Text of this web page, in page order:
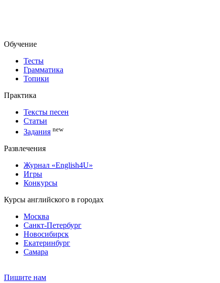
Обучение
Тесты
Грамматика
Топики
Практика
Тексты песен
Статьи
Задания new
Развлечения
Журнал «English4U»
Игры
Конкурсы
Курсы английского в городах
Москва
Санкт-Петербург
Новосибирск
Екатеринбург
Самара
Пишите нам